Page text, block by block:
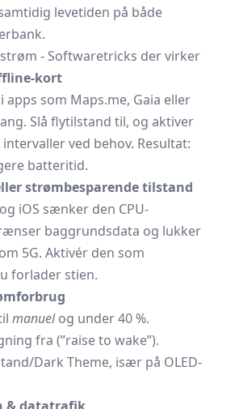
levetiden på både
- Softwaretricks der virker
kort
som Maps.me, Gaia eller
Slå flytilstand til, og aktiver
ved behov. Resultat:
batteritid.
strømbesparende tilstand
iOS sænker den CPU-
baggrundsdata og lukker
5G. Aktivér den som
forlader stien.
manuelog under 40 %.
fra (”raise to wake”).
Dark Theme, især på OLED-